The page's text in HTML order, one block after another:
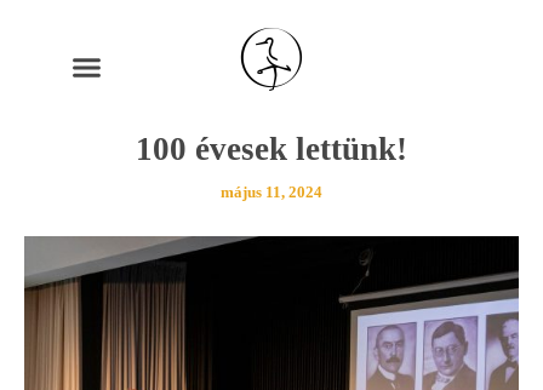
100 évesek lettünk!
május 11, 2024